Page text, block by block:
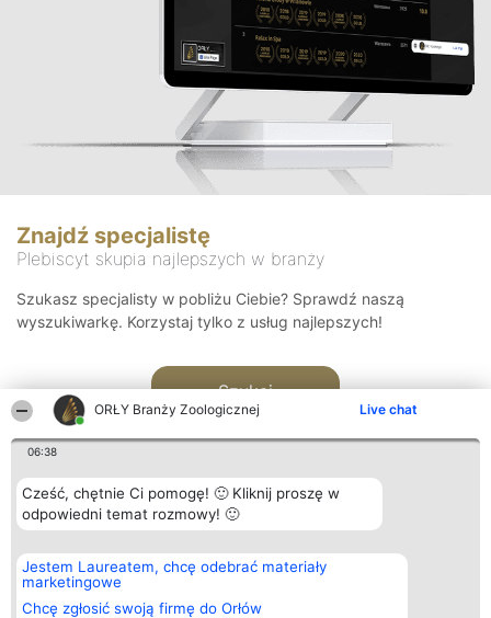
ORŁY Branży Zoologicznej Live chat
06:38
Cześć, chętnie Ci pomogę! 🙂 Kliknij proszę w
odpowiedni temat rozmowy! 🙂
Jestem Laureatem, chcę odebrać materiały
marketingowe
Chcę zgłosić swoją firmę do Orłów
Znajdź specjalistę
Plebiscyt skupia najlepszych w branży
Szukasz specjalisty w pobliżu Ciebie? Sprawdź naszą
wyszukiwarkę. Korzystaj tylko z usług najlepszych!
Szukaj
Organizator plebiscytu
Bright Side Solutions sp. z o.
o. sp. k.
ul. Ruska 22
Plebiscyt
Laureaci
wszystkich
Kontakt
Kontakt